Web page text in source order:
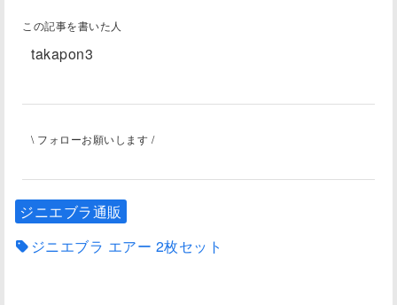
この記事を書いた人
takapon3
\ フォローお願いします /
ジニエブラ通販
ジニエブラ エアー 2枚セット